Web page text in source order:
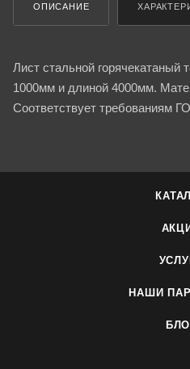
ОПИСАНИЕ
Лист стальной
1000мм и длиной 4000мм.
Соответствует требованиям
НАШИ